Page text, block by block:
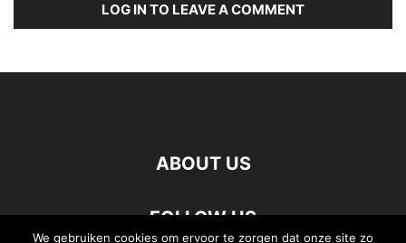
LOG IN TO LEAVE A COMMENT
ABOUT US
FOLLOW US
We gebruiken cookies om ervoor te zorgen dat onze site zo